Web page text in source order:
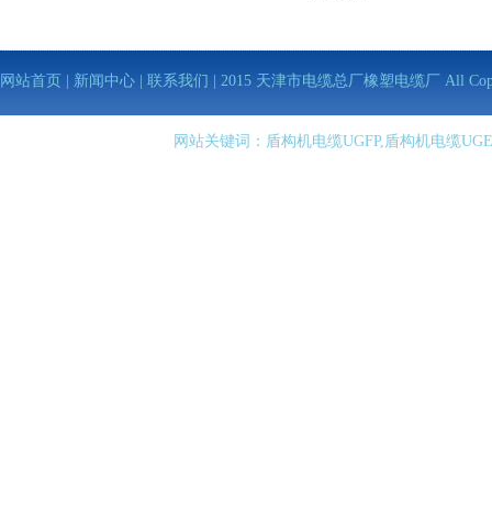
网站首页 新闻中心 联系我们 | 2015 天津市电缆总厂橡塑电缆厂 All
网站关键词：盾构机电缆UGFP,盾构机电缆